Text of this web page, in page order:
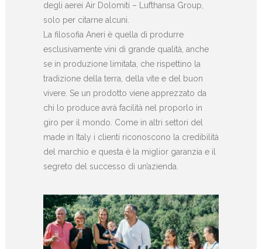
degli aerei Air Dolomiti – Lufthansa Group,
solo per citarne alcuni.
La filosofia Aneri è quella di produrre
esclusivamente vini di grande qualità, anche
se in produzione limitata, che rispettino la
tradizione della terra, della vite e del buon
vivere. Se un prodotto viene apprezzato da
chi lo produce avrà facilità nel proporlo in
giro per il mondo. Come in altri settori del
made in Italy i clienti riconoscono la credibilità
del marchio e questa è la miglior garanzia e il
segreto del successo di un’azienda.